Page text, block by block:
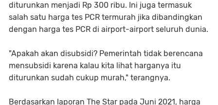
diturunkan menjadi Rp 300 ribu. Ini juga termasuk
salah satu harga tes PCR termurah jika dibandingkan
dengan harga tes PCR di airport-airport seluruh dunia.
"Apakah akan disubsidi? Pemerintah tidak berencana
mensubsidi karena kalau kita lihat harganya itu
diturunkan sudah cukup murah," terangnya.
Berdasarkan laporan The Star pada Juni 2021, harga